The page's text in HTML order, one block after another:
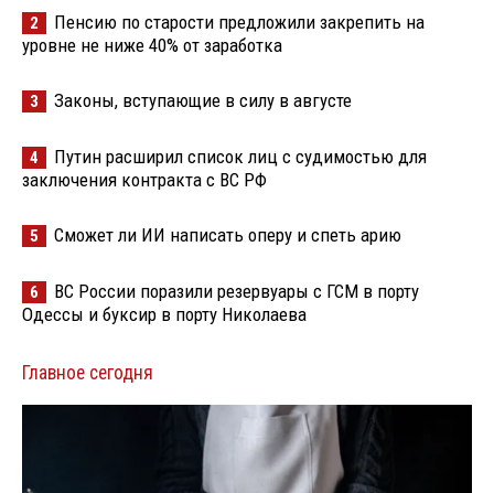
2
Пенсию по старости предложили закрепить на
уровне не ниже 40% от заработка
3 Законы, вступающие в силу в августе
4
Путин расширил список лиц с судимостью для
заключения контракта с ВС РФ
5 Сможет ли ИИ написать оперу и спеть арию
6
ВС России поразили резервуары с ГСМ в порту
Одессы и буксир в порту Николаева
Главное сегодня